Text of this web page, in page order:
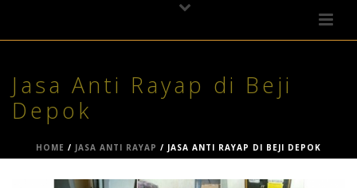
Jasa Anti Rayap di Beji
Depok
HOME / JASA ANTI RAYAP / JASA ANTI RAYAP DI BEJI DEPOK